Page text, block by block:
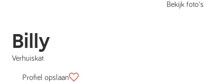
Bekijk foto's
Billy
Verhuiskat
Profiel opslaan